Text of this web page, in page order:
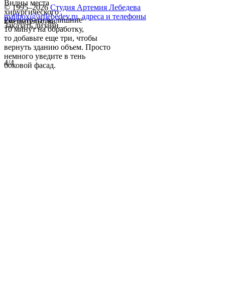
Видны места
хирургического
вмешательства.
Раз потратили лишние
10 минут на обработку,
то добавьте еще три, чтобы
вернуть зданию объем. Просто
немного уведите в тень
боковой фасад.
4/4
© 1995–2026 Студия Артемия Лебедева
mailbox@artlebedev.ru, адреса и телефоны
Заказать дизайн...